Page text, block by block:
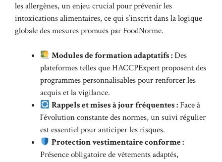
les allergènes, un enjeu crucial pour prévenir les
intoxications alimentaires, ce qui s’inscrit dans la logique
globale des mesures promues par FoodNorme.
Modules de formation adaptatifs :Des
plateformes telles que HACCPExpert proposent des
programmes personnalisables pour renforcer les
acquis et la vigilance.
Rappels et mises à jour fréquentes :Face à
l’évolution constante des normes, un suivi régulier
est essentiel pour anticiper les risques.
Protection vestimentaire conforme :
Présence obligatoire de vêtements adaptés,